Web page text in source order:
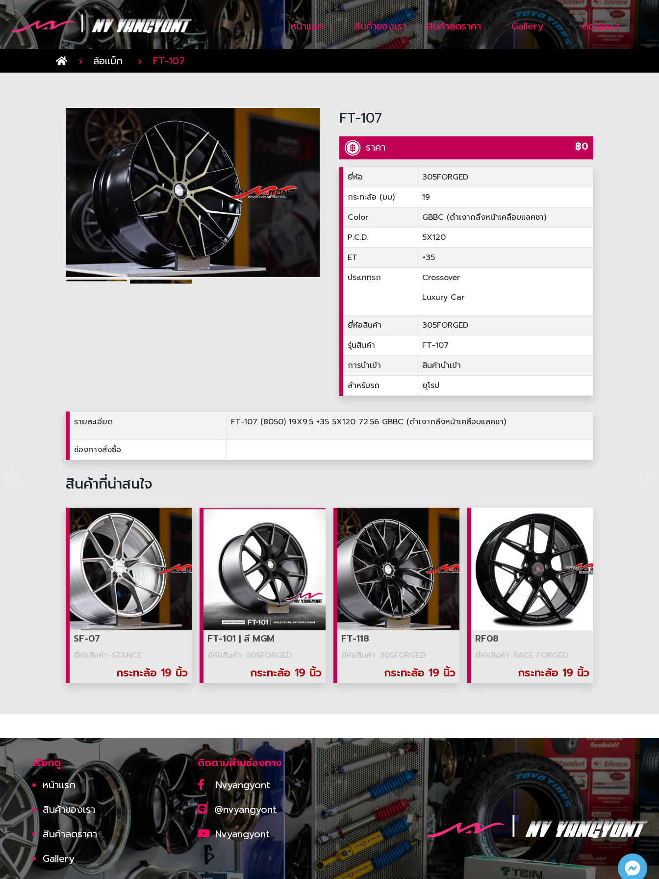
หน้าแรก สินค้าของเรา สินค้าลดราคา Gallery ติดต่อเรา
ล้อแม็ก FT-107
FT-107
ราคา ฿0
ยี่ห้อ
305FORGED
กระทะล้อ (มม)
19
Color
GBBC (ดำเงากลึงหน้าเคลือบแลคชา)
P.C.D.
5X120
ET
+35
ประเภทรถ
Crossover
Luxury Car
ยี่ห้อสินค้า
305FORGED
รุ่นสินค้า
FT-107
การนำเข้า
สินค้านำเข้า
สำหรับรถ
ยุโรป
รายละเอียด FT-107 (8050) 19X9.5 +35 5X120 72.56 GBBC (ดำเงากลึงหน้าเคลือบแลคชา)
ช่องทางสั่งซื้อ
สินค้าที่น่าสนใจ
SF-07
ยี่ห้อสินค้า: STANCE
กระทะล้อ 19 นิ้ว
FT-101 | สี MGM
ยี่ห้อสินค้า: 305FORGED
กระทะล้อ 19 นิ้ว
FT-118
ยี่ห้อสินค้า: 305FORGED
กระทะล้อ 19 นิ้ว
RF08
ยี่ห้อสินค้า: RACE FORGED
กระทะล้อ 19 นิ้ว
เรียกดู
หน้าแรก
สินค้าของเรา
สินค้าลดราคา
Gallery
ติดตามผ่านช่องทาง
Nvyangyont
@nvyangyont
Nvyangyont